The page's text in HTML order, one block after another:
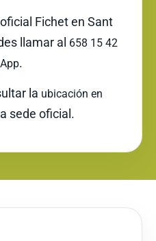
Fichet en Sant
llamar al 658 15 42
.
la ubicación en
sede oficial.